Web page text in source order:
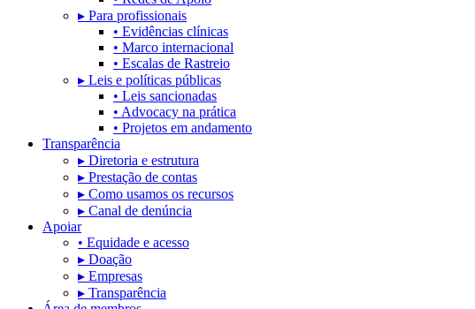
▸ Para profissionais
• Evidências clínicas
• Marco internacional
• Escalas de Rastreio
▸ Leis e políticas públicas
• Leis sancionadas
• Advocacy na prática
• Projetos em andamento
Transparência
▸ Diretoria e estrutura
▸ Prestação de contas
▸ Como usamos os recursos
▸ Canal de denúncia
Apoiar
• Equidade e acesso
▸ Doação
▸ Empresas
▸ Transparência